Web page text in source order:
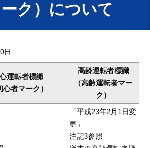
ク）について
日
運転者標識
心者マーク）
高齢運転者標識
（高齢運転者マー
ク）
「平成23年2月1日変
更」
注記3参照